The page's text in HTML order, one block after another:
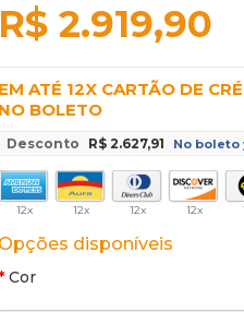
R$ 2.919,90
EM ATÉ 12X CARTÃO DE
NO BOLETO
Desconto R$ 2.627,91 No boleto
12x 12x 12x 12x
Opções disponíveis
Cor